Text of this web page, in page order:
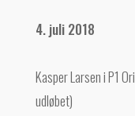
4. juli 2018
Kasper Larsen i P1
udløbet)